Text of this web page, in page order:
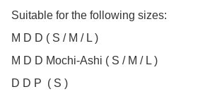
Suitable for the following sizes:
M D D ( S / M / L )
M D D Mochi-Ashi ( S / M / L )
D D P  ( S )